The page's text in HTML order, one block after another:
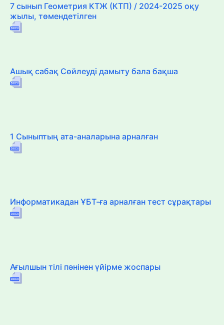
7 сынып Геометрия КТЖ (КТП) / 2024-2025 оқу
жылы, төмендетілген
Ашық сабақ Сөйлеуді дамыту бала бақша
1 Сыныптың ата-аналарына арналған
Информатикадан ҰБТ-ға арналған тест сұрақтары
Ағылшын тілі пәнінен үйірме жоспары